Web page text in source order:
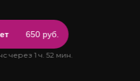
650 руб.
через 1 ч. 52 мин.